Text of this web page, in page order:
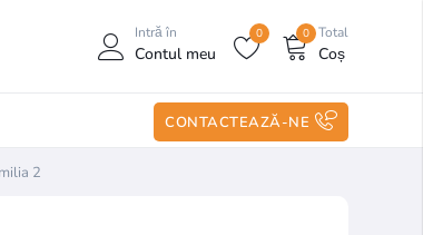
Intră în
Contul meu
0 Total
Coș
0
CONTACTEAZĂ-NE
2